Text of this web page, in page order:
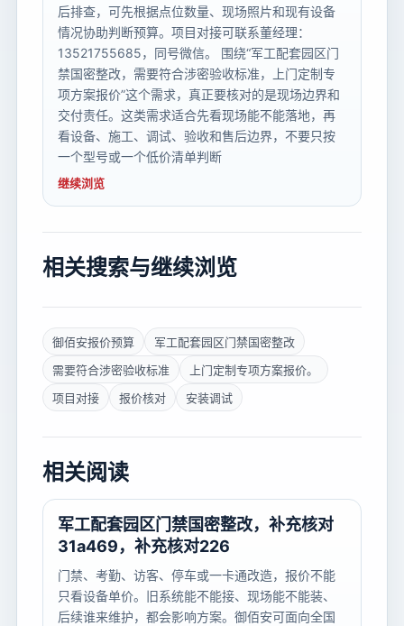
后排查，可先根据点位数量、现场照片和现有设备
情况协助判断预算。项目对接可联系董经理：
13521755685，同号微信。 围绕“军工配套园区门
禁国密整改，需要符合涉密验收标准，上门定制专
项方案报价”这个需求，真正要核对的是现场边界和
交付责任。这类需求适合先看现场能不能落地，再
看设备、施工、调试、验收和售后边界，不要只按
一个型号或一个低价清单判断
继续浏览
相关搜索与继续浏览
御佰安报价预算
军工配套园区门禁国密整改
需要符合涉密验收标准
上门定制专项方案报价。
项目对接
报价核对 安装调试
相关阅读
军工配套园区门禁国密整改，补充核对
31a469，补充核对226
门禁、考勤、访客、停车或一卡通改造，报价不能
只看设备单价。旧系统能不能接、现场能不能装、
后续谁来维护，都会影响方案。御佰安可面向全国